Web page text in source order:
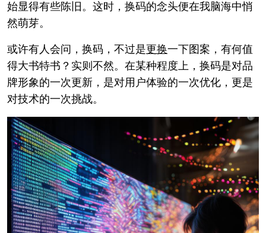
始显得有些陈旧。这时，换码的念头便在我脑海中悄
然萌芽。
或许有人会问，换码，不过是更换一下图案，有何值
得大书特书？实则不然。在某种程度上，换码是对品
牌形象的一次更新，是对用户体验的一次优化，更是
对技术的一次挑战。